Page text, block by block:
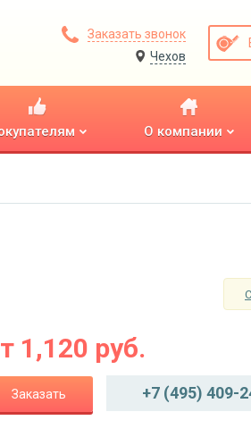
Заказать звонок
Чехов
О компании
1,120 руб.
Заказать +7 (495) 409-